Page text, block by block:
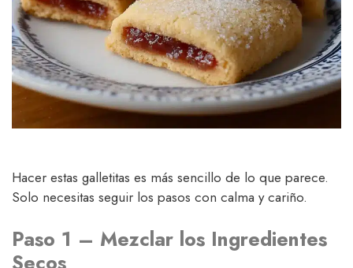
Hacer estas galletitas es más sencillo de lo que parece.
Solo necesitas seguir los pasos con calma y cariño.
Paso 1 – Mezclar los Ingredientes